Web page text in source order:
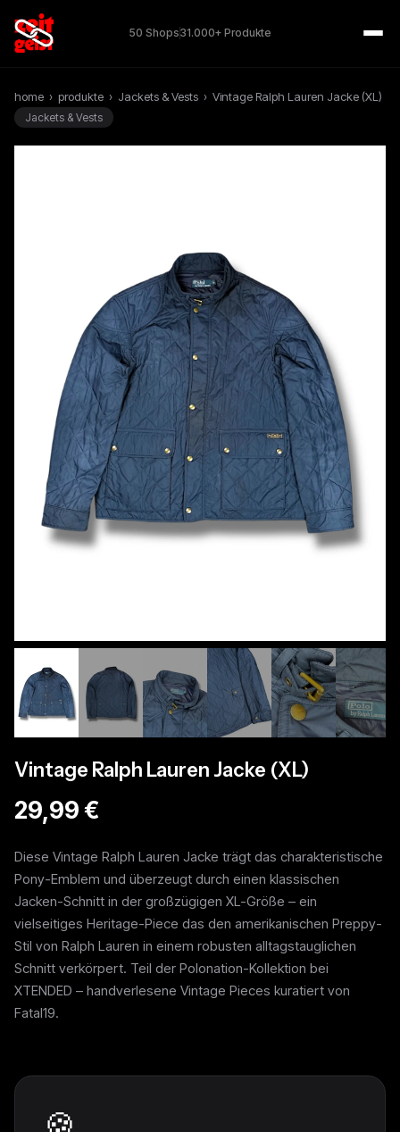
50 Shops31.000+ Produkte
home › produkte › Jackets & Vests › Vintage Ralph Lauren Jacke (XL)
Jackets & Vests
Vintage Ralph Lauren Jacke (XL)
29,99 €
Diese Vintage Ralph Lauren Jacke trägt das charakteristische
Pony-Emblem und überzeugt durch einen klassischen
Jacken-Schnitt in der großzügigen XL-Größe – ein
vielseitiges Heritage-Piece das den amerikanischen Preppy-
Stil von Ralph Lauren in einem robusten alltagstauglichen
Schnitt verkörpert. Teil der Polonation-Kollektion bei
XTENDED – handverlesene Vintage Pieces kuratiert von
Fatal19.
Weitere Pieces
🍪